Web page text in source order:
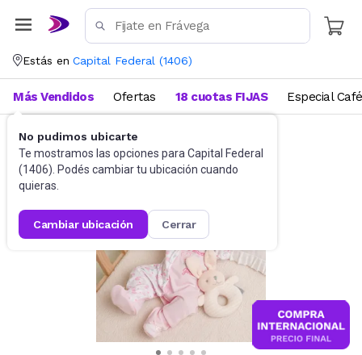
Estás en Capital Federal (1406)
No pudimos ubicarte
Te mostramos las opciones para Capital Federal
(1406). Podés cambiar tu ubicación cuando
quieras.
cambiar ubicación cerrar
Más Vendidos Ofertas 18 cuotas FIJAS Especial Café
Muñecas y Accesorios